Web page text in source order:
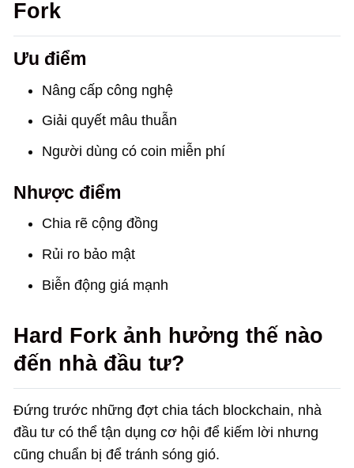
Fork
Ưu điểm
Nâng cấp công nghệ
Giải quyết mâu thuẫn
Người dùng có coin miễn phí
Nhược điểm
Chia rẽ cộng đồng
Rủi ro bảo mật
Biễn động giá mạnh
Hard Fork ảnh hưởng thế nào
đến nhà đầu tư?
Đứng trước những đợt chia tách blockchain, nhà
đầu tư có thể tận dụng cơ hội để kiếm lời nhưng
cũng chuẩn bị để tránh sóng gió.